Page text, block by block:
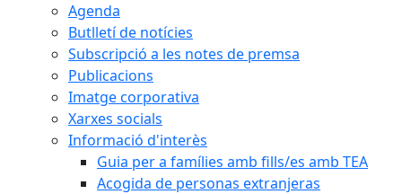
Agenda
Butlletí de notícies
Subscripció a les notes de premsa
Publicacions
Imatge corporativa
Xarxes socials
Informació d'interès
Guia per a famílies amb fills/es amb TEA
Acogida de personas extranjeras